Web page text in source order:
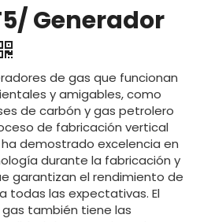
Generador
de gas que funcionan
y amigables, como
de carbón y gas petrolero
de fabricación vertical
demostrado excelencia en
durante la fabricación y
garantizan el rendimiento de
todas las expectativas. El
también tiene las